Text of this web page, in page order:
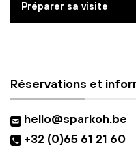
Préparer sa visite
Réservations et
hello@sparkoh.be
+32 (0)65 61 21 60